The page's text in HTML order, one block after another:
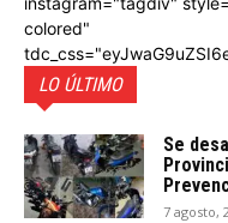
colored"
LO ÚLTIMO
Se
7 agosto,